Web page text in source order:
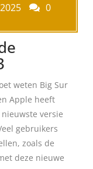
0
weten Big Sur
Apple heeft
versie
gebruikers
zoals de
deze nieuwe